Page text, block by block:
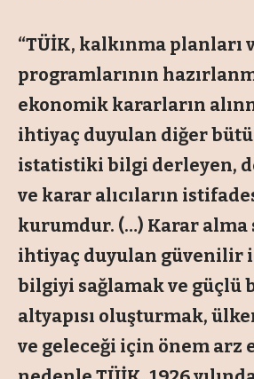
“TÜİK, kalkınma planları
programlarının
ekonomik kararların
ihtiyaç duyulan diğer
istatistiki bilgi derleyen,
ve karar alıcıların
kurumdur. (…) Karar
ihtiyaç duyulan güvenilir
bilgiyi sağlamak ve güçlü
altyapısı oluşturmak,
ve geleceği için önem arz